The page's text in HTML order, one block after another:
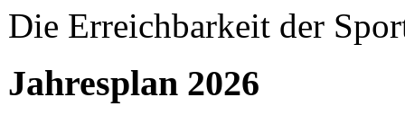
Die Erreichbarkeit der
Jahresplan 2026